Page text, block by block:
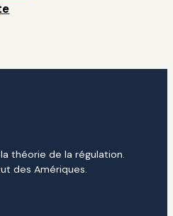
théorie de la régulation.
des Amériques.